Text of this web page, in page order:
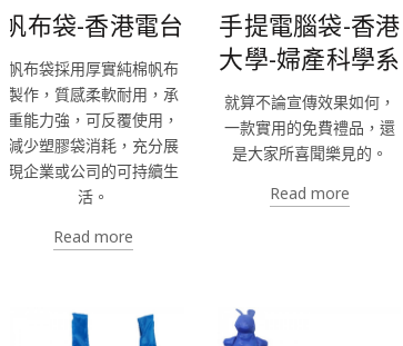
帆布袋-香港電台
帆布袋採用厚實純棉帆布
製作，質感柔軟耐用，承
重能力強，可反覆使用，
減少塑膠袋消耗，充分展
現企業或公司的可持續生
活。
Read more
手提電腦袋-香港
大學-婦產科學系
就算不論宣傳效果如何，
一款實用的免費禮品，還
是大家所喜聞樂見的。
Read more